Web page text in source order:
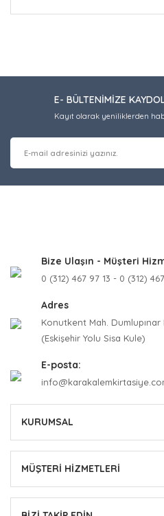
E- BÜLTENİMİZE
Kayıt olarak yeniliklerden
Bize Ulaşın - Müşteri
0 (312) 467 97 13 - 0 (312)
Adres
Konutkent Mah. Dumlupınar
(Eskişehir Yolu Sisa Kule)
E-posta:
KURUMSAL
MÜŞTERİ HİZMETLERİ